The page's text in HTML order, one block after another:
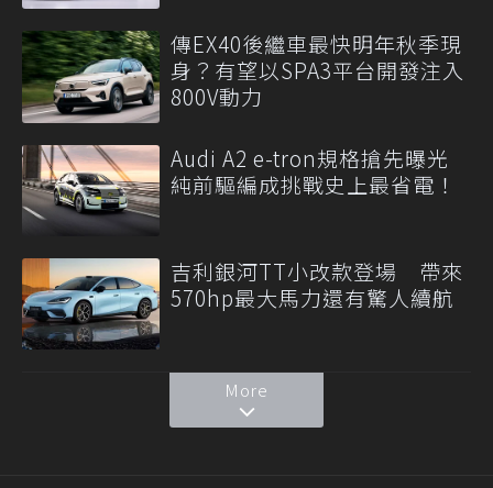
傳EX40後繼車最快明年秋季現
身？有望以SPA3平台開發注入
800V動力
Audi A2 e-tron規格搶先曝光
純前驅編成挑戰史上最省電！
吉利銀河TT小改款登場 帶來
570hp最大馬力還有驚人續航
More